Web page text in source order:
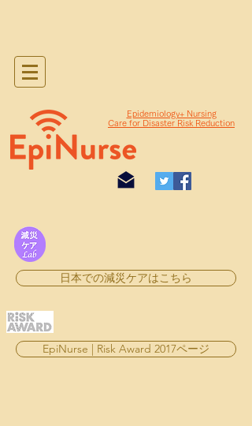
Epidemiology+ Nursing
Care for Disaster Risk Reduction
日本での減災ケアはこちら
EpiNurse | Risk Award 2017ページ